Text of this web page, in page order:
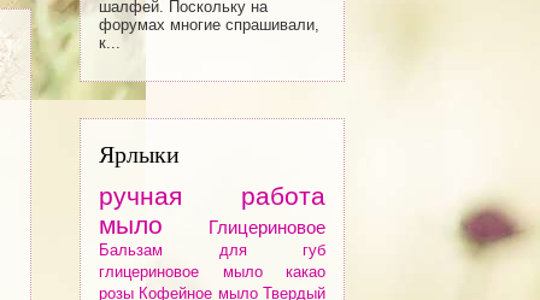
шалфей. Поскольку на
форумах многие спрашивали,
к...
Ярлыки
ручная работа
мыло
Глицериновое
Бальзам для губ
глицериновое мыло какао
розы Кофейное мылоТвердый